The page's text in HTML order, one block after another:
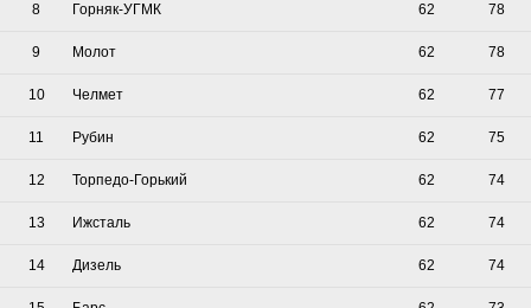
8 Горняк-УГМК 62 78
9 Молот 62 78
10 Челмет 62 77
11 Рубин 62 75
12 Торпедо-Горький 62 74
13 Ижсталь 62 74
14 Дизель 62 74